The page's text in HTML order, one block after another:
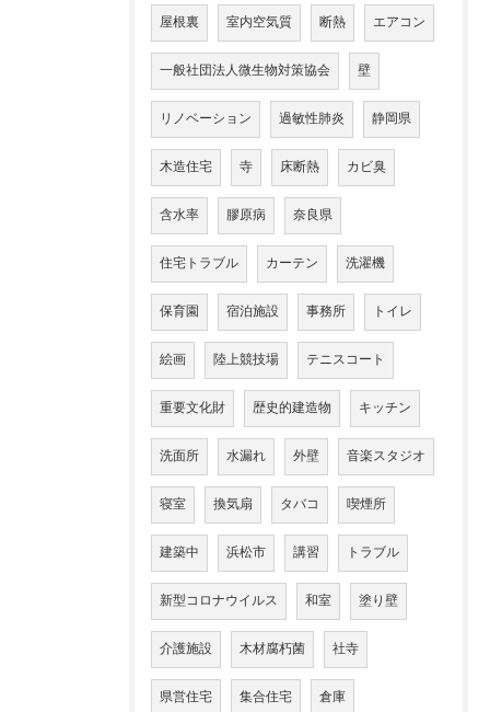
屋根裏 室内空気質 断熱 エアコン
一般社団法人微生物対策協会 壁
リノベーション 過敏性肺炎 静岡県
木造住宅 寺 床断熱 カビ臭
含水率 膠原病 奈良県
住宅トラブル カーテン 洗濯機
保育園 宿泊施設 事務所 トイレ
絵画 陸上競技場 テニスコート
重要文化財 歴史的建造物 キッチン
洗面所 水漏れ 外壁 音楽スタジオ
寝室 換気扇 タバコ 喫煙所
建築中 浜松市 講習 トラブル
新型コロナウイルス 和室 塗り壁
介護施設 木材腐朽菌 社寺
県営住宅 集合住宅 倉庫